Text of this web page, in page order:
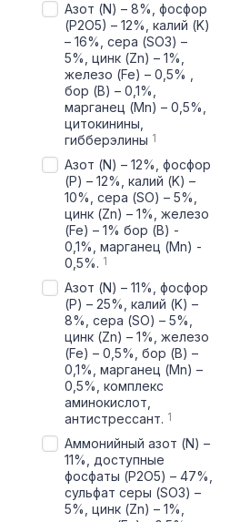
Азот (N) – 8%, фосфор
(P2О5) – 12%, калий (K)
– 16%, сера (SO3) –
5%, цинк (Zn) – 1%,
железо (Fe) – 0,5% ,
бор (B) – 0,1%,
марганец (Mn) – 0,5%,
цитокинины,
гибберэлины 1
Азот (N) – 12%, фосфор
(P) – 12%, калий (K) –
10%, сера (SO) – 5%,
цинк (Zn) – 1%, железо
(Fe) – 1% бор (B) -
0,1%, марганец (Mn) -
0,5%. 1
Азот (N) – 11%, фосфор
(P) – 25%, калий (K) –
8%, сера (SO) – 5%,
цинк (Zn) – 1%, железо
(Fe) – 0,5%, бор (B) –
0,1%, марганец (Mn) –
0,5%, комплекс
аминокислот,
антистрессант. 1
Аммонийный азот (N) –
11%, доступные
фосфаты (P2O5) – 47%,
сульфат серы (SO3) –
5%, цинк (Zn) – 1%,